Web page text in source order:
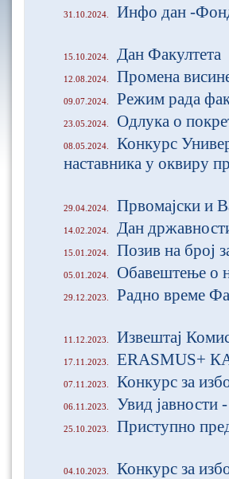
31.10.2024. Инфо дан -
15.10.2024. Дан Факултета
12.08.2024. Промена
09.07.2024. Режим рада
23.05.2024. Одлука о
08.05.2024.
Конкурс
наставника у оквиру
29.04.2024. Првомајски и
14.02.2024. Дан
15.01.2024. Позив на број
05.01.2024. Обавештење о
29.12.2023. Радно време
11.12.2023. Извештај
17.11.2023. ЕRASMUS+
07.11.2023. Конкурс за
06.11.2023. Увид јавности
25.10.2023. Приступно
04.10.2023. Конкурс за